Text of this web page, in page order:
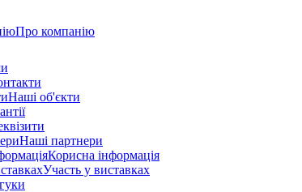
Про компанію
Наші об'єкти
Наші партнери
Корисна інформація
Участь у виставках